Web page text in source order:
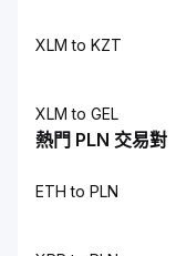
XLM to KZT
XLM to GEL
熱門 PLN 交易對
ETH to PLN